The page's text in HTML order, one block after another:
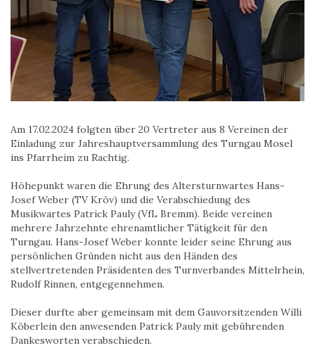
Am 17.02.2024 folgten über 20 Vertreter aus 8 Vereinen der
Einladung zur Jahreshauptversammlung des Turngau Mosel
ins Pfarrheim zu Rachtig.
Höhepunkt waren die Ehrung des Altersturnwartes Hans-
Josef Weber (TV Kröv) und die Verabschiedung des
Musikwartes Patrick Pauly (VfL Bremm). Beide vereinen
mehrere Jahrzehnte ehrenamtlicher Tätigkeit für den
Turngau. Hans-Josef Weber konnte leider seine Ehrung aus
persönlichen Gründen nicht aus den Händen des
stellvertretenden Präsidenten des Turnverbandes Mittelrhein,
Rudolf Rinnen, entgegennehmen.
Dieser durfte aber gemeinsam mit dem Gauvorsitzenden Willi
Köberlein den anwesenden Patrick Pauly mit gebührenden
Dankesworten verabschieden.